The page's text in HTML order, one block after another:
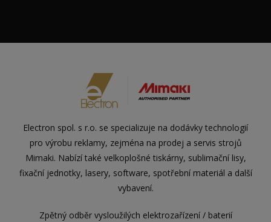
Electron spol. s r.o. se specializuje na dodávky technologií
pro výrobu reklamy, zejména na prodej a servis strojů
Mimaki. Nabízí také velkoplošné tiskárny, sublimační lisy,
fixační jednotky, lasery, software, spotřební materiál a další
vybavení.
Zpětný odběr vysloužilých elektrozařízení / baterií